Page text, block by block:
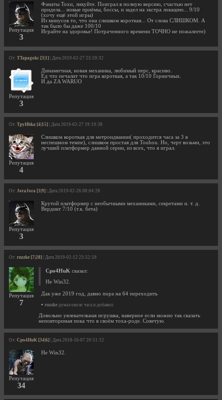
Репутация
3
Фанаты Тохи, ликуйте. Поиграл в полную версию, счастью нет
придела... новые приёмы, боссы, и задел на экстра локацию... 9/10
(хочу ещё этой игры)
Из минусов то, что она слишком короткая... От слова СЛИШКОМ. А
так было бы даже 100/10
Играйте на здоровье! Потраченного времени ТОЧНО не пожалеете)
От: TTapagokc [3|1] | Дата 2019-02-27 23:59:32
Репутация
3
Динамичная, новая механика, любимый перс, красиво.
Ед что печалит что игра короткая, а так 10/10 Горничных.
И да ZA WARUO
От: TpyHbka [4|15] | Дата 2019-02-27 19:19:38
Репутация
4
Слишком короткая для метроидвании( проходится часа за 3 в
неспешном темпе), слишком простая для Touhou. Но, черт возьми, это
лучший платформер данной серии, из всех, что я играл.
От: JoraJora [3|9] | Дата 2019-02-26 08:04:28
Репутация
3
Крутой платформер с необычными механиками, секретами и. т. д.
Вердикт 7/10 (т.к. бета)
От: ruzzke [7|28] | Дата 2019-02-12 23:52:59
Репутация
7
Cpo4HuK сказал:
He Win32.
Дак уже 2019 год, давно пора на 64 переходить
• ruzzke думал около часа и добавил:
Довольно увлекательная игрушка, наверное если можно так сказать
неповторимая пока что в своём тоха-роде. Советую.
От: Cpo4HuK [34|6] | Дата 2018-10-07 20:51:12
Репутация
34
He Win32.